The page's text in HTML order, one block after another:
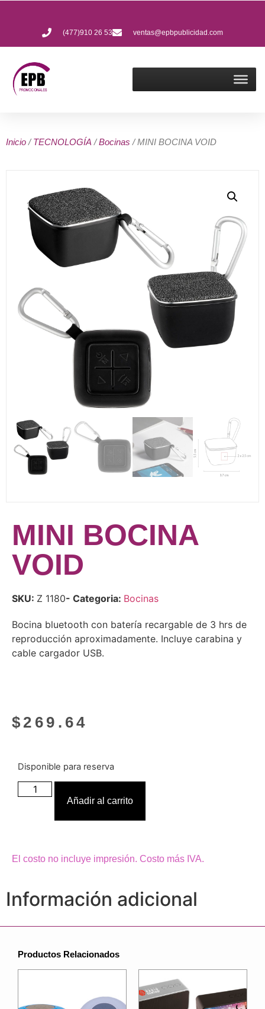
(477)910 26 53 ventas@epbpublicidad.com
Inicio /TECNOLOGÍA /Bocinas / MINI BOCINA VOID
MINI BOCINA
VOID
SKU: Z 1180- Categoria: Bocinas
Bocina bluetooth con batería recargable de 3 hrs de
reproducción aproximadamente. Incluye carabina y
cable cargador USB.
$ 269.64
Disponible para reserva
Añadir al carrito
El costo no incluye impresión. Costo más IVA.
Información adicional
Productos Relacionados